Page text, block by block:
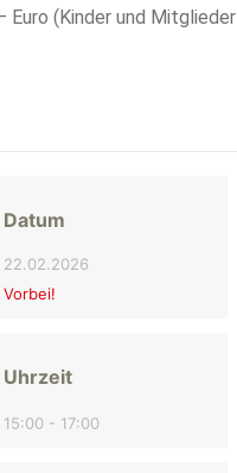
Euro (Kinder und Mitglieder
Datum
22.02.2026
Vorbei!
Uhrzeit
15:00 - 17:00